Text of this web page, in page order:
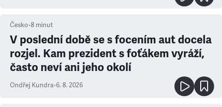
Česko•8 minut
V poslední době se s focením aut docela
rozjel. Kam prezident s foťákem vyráží,
často neví ani jeho okolí
Ondřej Kundra•6. 8. 2026